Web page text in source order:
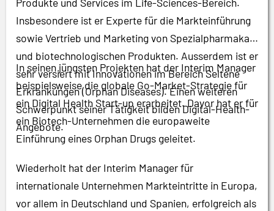
Insbesondere ist er Experte für die Markteinführung
sowie Vertrieb und Marketing von Spezialpharmaka
und biotechnologischen Produkten. Ausserdem ist er
sehr versiert mit Innovationen im Bereich Seltene
Erkrankungen (Orphan Diseases). Einen weiteren
Schwerpunkt seiner Tätigkeit bilden Digital-Health-
Angebote.
In seinen jüngsten Projekten hat der Interim Manager
beispielsweise die globale Go-Market-Strategie für
ein Digital Health Start-up erarbeitet. Davor hat er für
ein Biotech-Unternehmen die europaweite
Einführung eines Orphan Drugs geleitet.
Wiederholt hat der Interim Manager für
internationale Unternehmen Markteintritte in Europa,
vor allem in Deutschland und Spanien, erfolgreich als